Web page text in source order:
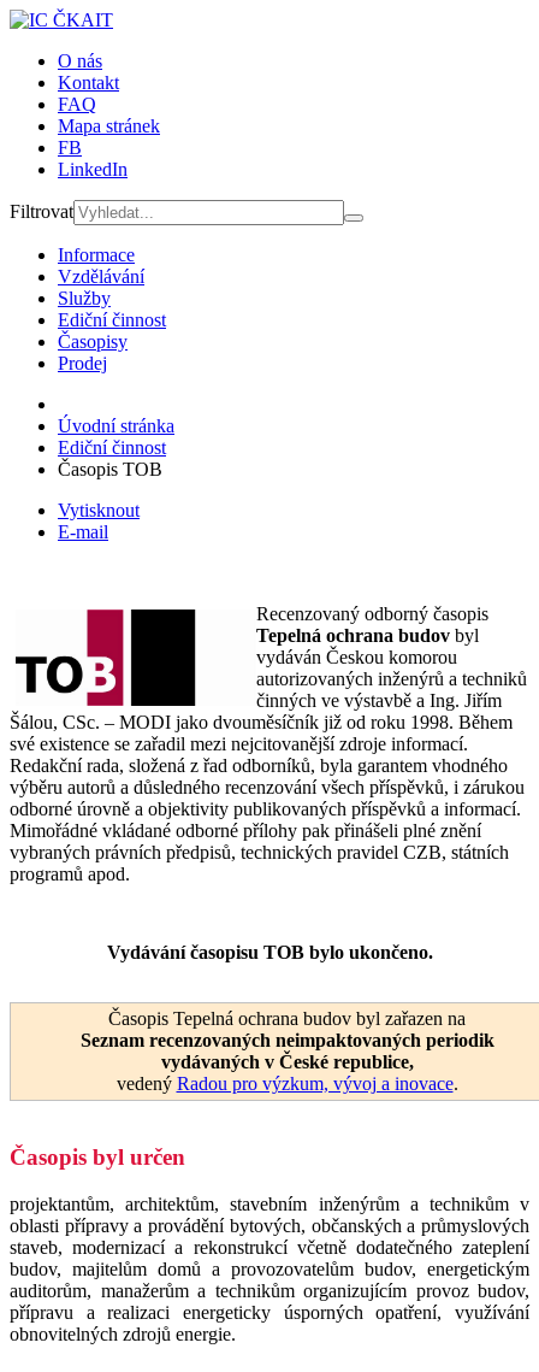
O nás
Kontakt
FAQ
Mapa stránek
FB
LinkedIn
Filtrovat
Informace
Vzdělávání
Služby
Ediční činnost
Časopisy
Prodej
Úvodní stránka
Ediční činnost
Časopis TOB
Vytisknout
E-mail
Recenzovaný odborný časopis
Tepelná ochrana budov byl
vydáván Českou komorou
autorizovaných inženýrů a techniků
činných ve výstavbě a Ing. Jiřím
Šálou, CSc. – MODI jako dvouměsíčník již od roku 1998. Během
své existence se zařadil mezi nejcitovanější zdroje informací.
Redakční rada, složená z řad odborníků, byla garantem vhodného
výběru autorů a důsledného recenzování všech příspěvků, i zárukou
odborné úrovně a objektivity publikovaných příspěvků a informací.
Mimořádné vkládané odborné přílohy pak přinášeli plné znění
vybraných právních předpisů, technických pravidel CZB, státních
programů apod.
Vydávání časopisu TOB bylo ukončeno.
Časopis Tepelná ochrana budov byl zařazen na
Seznam recenzovaných neimpaktovaných periodik
vydávaných v České republice,
vedený Radou pro výzkum, vývoj a inovace.
Časopis byl určen
projektantům, architektům, stavebním inženýrům a technikům v
oblasti přípravy a provádění bytových, občanských a průmyslových
staveb, modernizací a rekonstrukcí včetně dodatečného zateplení
budov, majitelům domů a provozovatelům budov, energetickým
auditorům, manažerům a technikům organizujícím provoz budov,
přípravu a realizaci energeticky úsporných opatření, využívání
obnovitelných zdrojů energie.